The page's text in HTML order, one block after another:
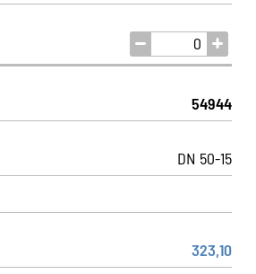
54944
DN 50-15
323,10